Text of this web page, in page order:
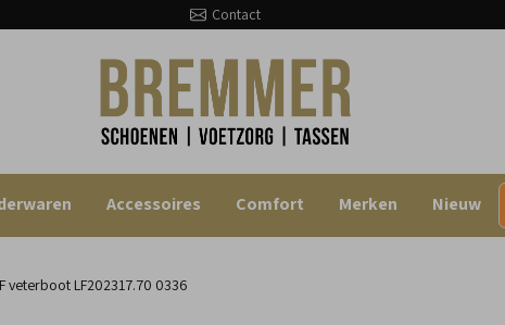
Contact
Accessoires Comfort Merken Nieuw
veterboot LF202317.70 0336